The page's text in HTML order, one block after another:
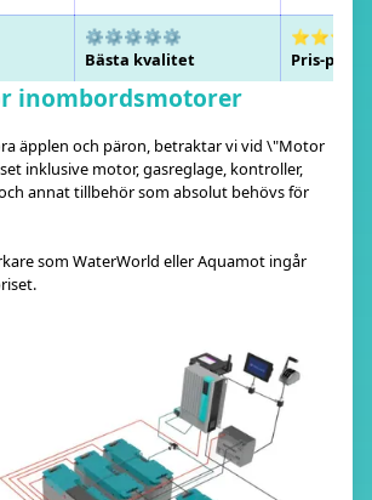
⚙️⚙️⚙️⚙️⚙️
Bästa kvalitet
Pris-
inombordsmotorer
äpplen och päron, betraktar vi vid \"Motor
inklusive motor, gasreglage, kontroller,
annat tillbehör som absolut behövs för
som WaterWorld eller Aquamot ingår